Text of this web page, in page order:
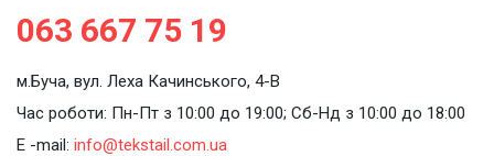
063 667 75 19
м.Буча, вул. Леха Качинського, 4-В
Час роботи: Пн-Пт з 10:00 до 19:00; Сб-Нд з 10:00 до 18:00
E -mail: info@tekstail.com.ua